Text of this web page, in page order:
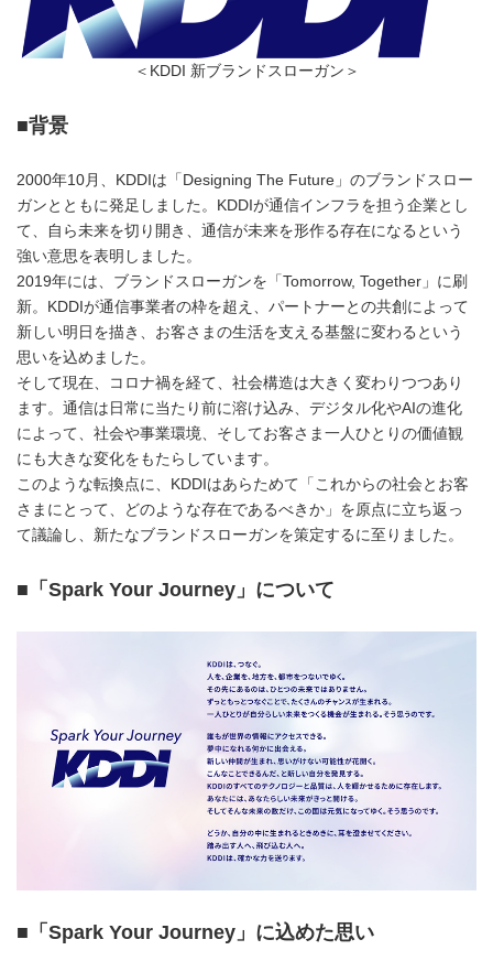
＜KDDI 新ブランドスローガン＞
■背景
2000年10月、KDDIは「Designing The Future」のブランドスロー
ガンとともに発足しました。KDDIが通信インフラを担う企業とし
て、自ら未来を切り開き、通信が未来を形作る存在になるという
強い意思を表明しました。
2019年には、ブランドスローガンを「Tomorrow, Together」に刷
新。KDDIが通信事業者の枠を超え、パートナーとの共創によって
新しい明日を描き、お客さまの生活を支える基盤に変わるという
思いを込めました。
そして現在、コロナ禍を経て、社会構造は大きく変わりつつあり
ます。通信は日常に当たり前に溶け込み、デジタル化やAIの進化
によって、社会や事業環境、そしてお客さま一人ひとりの価値観
にも大きな変化をもたらしています。
このような転換点に、KDDIはあらためて「これからの社会とお客
さまにとって、どのような存在であるべきか」を原点に立ち返っ
て議論し、新たなブランドスローガンを策定するに至りました。
■ 「Spark Your Journey」について
■ 「 Spark Your Journey 」に込めた思い